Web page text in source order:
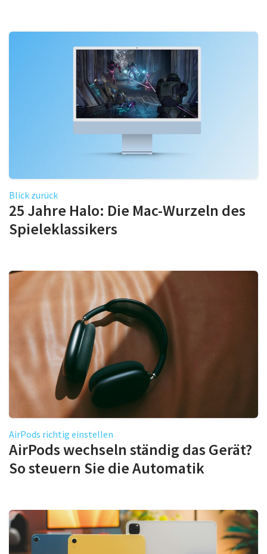
Blick zurück
25 Jahre Halo: Die Mac-Wurzeln des
Spieleklassikers
AirPods richtig einstellen
AirPods wechseln ständig das Gerät?
So steuern Sie die Automatik